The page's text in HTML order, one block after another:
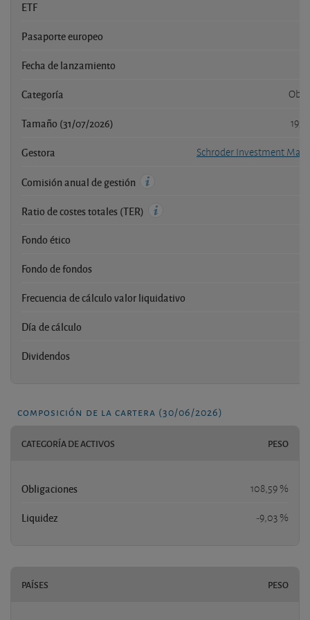
ETF
Pasaporte europeo
Fecha de lanzamiento
Categoría
Tamaño (31/07/2026)
Gestora Schroder Investment
Comisión anual de gestión
Ratio de costes totales (TER)
Fondo ético
Fondo de fondos
Frecuencia de cálculo valor liquidativo
Día de cálculo
Dividendos
composición de la cartera (30/06/2026)
CATEGORÍA DE ACTIVOS PESO
Obligaciones 108,59 %
Liquidez -9,03 %
PAÍSES PESO